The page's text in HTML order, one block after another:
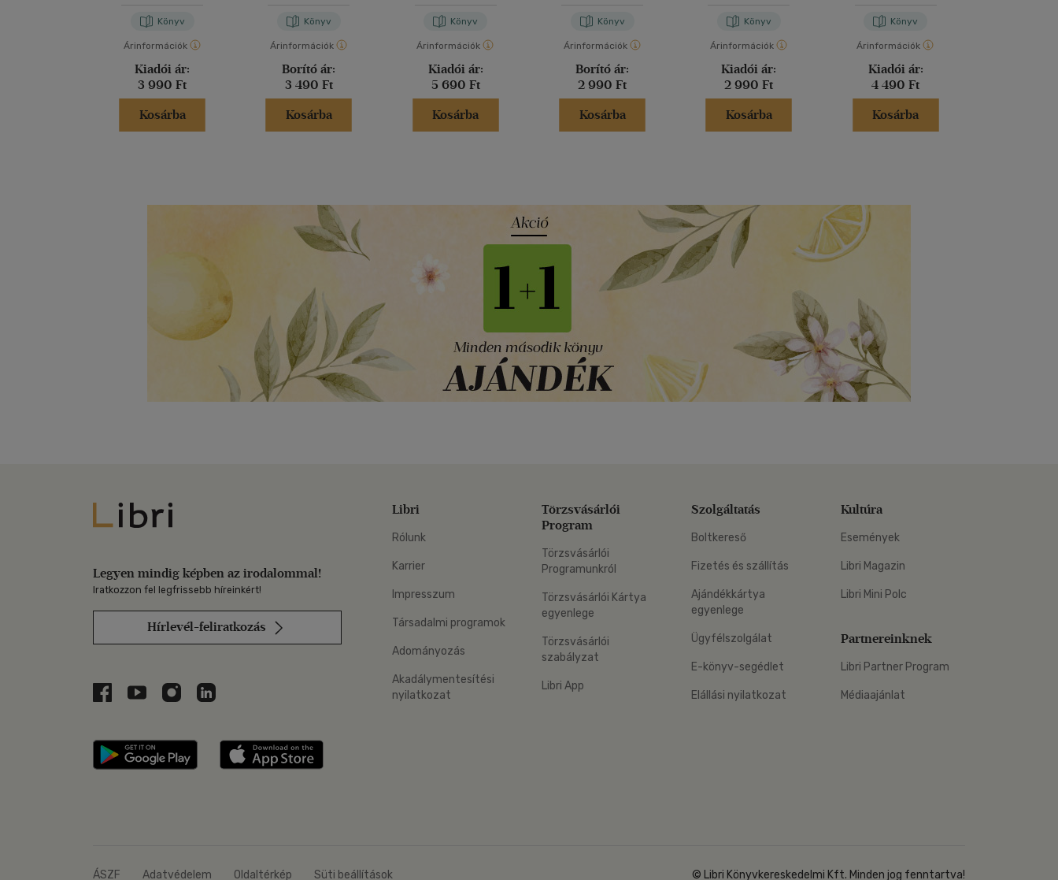
Könyv
Árinformációk
Kiadói ár:
3 990 Ft
Kosárba
Könyv
Árinformációk
Borító ár:
3 490 Ft
Kosárba
Könyv
Árinformációk
Kiadói ár:
5 690 Ft
Kosárba
Könyv
Árinformációk
Borító ár:
2 990 Ft
Kosárba
Könyv
Árinformációk
Kiadói ár:
2 990 Ft
Kosárba
Könyv
Árinformációk
Kiadói ár:
4 490 Ft
Kosárba
Libri
Legyen mindig képben az irodalommal!
Iratkozzon fel legfrissebb híreinkért!
Hírlevél-feliratkozás
Libri a Facebookon
Libri a Youtube-on
Libri az Instagramon
Libri a LinkedInen
Libri applikáció Szerezd meg: Google Play
Libri
Rólunk
Karrier
Impresszum
Társadalmi programok
Adományozás
Akadálymentesítési
nyilatkozat
Törzsvásárlói
Program
Törzsvásárlói
Programunkról
Törzsvásárlói Kártya
egyenlege
Törzsvásárlói
szabályzat
Libri App
Szolgáltatás
Boltkereső
Fizetés és szállítás
Ajándékkártya
egyenlege
Ügyfélszolgálat
E-könyv-segédlet
Elállási nyilatkozat
Kultúra
Események
Libri Magazin
Libri Mini Polc
Partnereinknek
Libri Partner Program
Médiaajánlat
ÁSZF Adatvédelem Oldaltérkép Süti beállítások © Libri Könyvkereskedelmi Kft. Minden jog fenntartva!